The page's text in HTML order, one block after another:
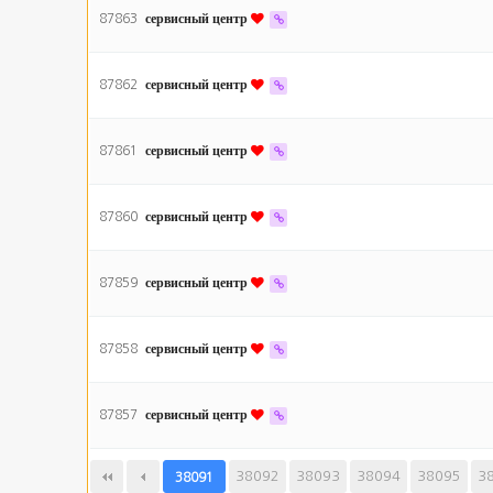
87863 сервисный центр
87862 сервисный центр
87861 сервисный центр
87860 сервисный центр
87859 сервисный центр
87858 сервисный центр
87857 сервисный центр
38091 38092 38093 38094 38095
다음 맨끝